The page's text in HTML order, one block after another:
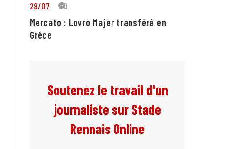
29/07 10
Mercato : Lovro Majer transféré en
Grèce
Soutenez le travail d'un
journaliste sur Stade
Rennais Online